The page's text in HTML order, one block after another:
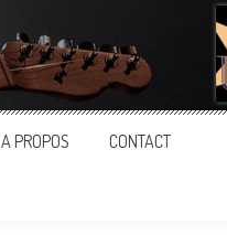
A PROPOS CONTACT